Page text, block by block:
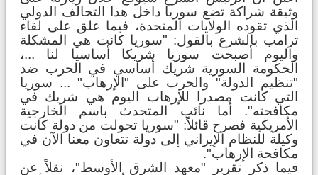
وثيقة شراكة تضع سوريا داخل هذا التحالف الدولي
الذي تقوده الولايات المتحدة، فيما علق على لقاء
ترامب بالشرع بالقول: "سوريا كانت هي المشكلة
واليوم أصبحت سوريا شريكا أساسيا لنا ...،
الحكومة السورية شريك أساسي في الحرب ضد
"تنظيم الدولة" والحرب على "الإرهاب" ... سوريا
التي كانت مصدرا للإرهاب اليوم هي شريك في
مكافحته". أما نائب المتحدث باسم الخارجية
الأمريكية فصرح قائلاً: "سوريا تحولت من دولة كانت
وكيلة للنظام الإيراني إلى دولة تتعاون معنا الآن في
مكافحة الإرهاب".
فيما ذكر تقرير "معهد الشرق الأوسط"، نقلاً عن